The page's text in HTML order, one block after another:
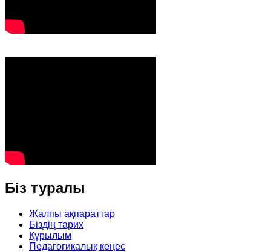
Біз туралы
Жалпы ақпараттар
Біздің тарих
Құрылым
Педагогикалық кеңес